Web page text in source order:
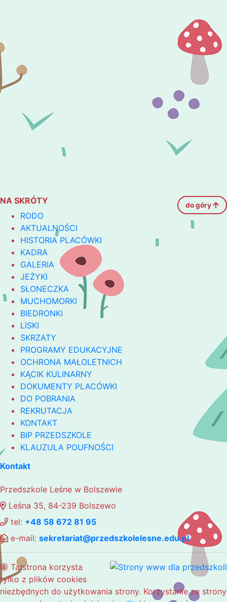
NA SKRÓTY do góry
RODO
AKTUALNOŚCI
HISTORIA PLACÓWKI
KADRA
GALERIA
JEŻYKI
SŁONECZKA
MUCHOMORKI
BIEDRONKI
LISKI
SKRZATY
PROGRAMY EDUKACYJNE
OCHRONA MAŁOLETNICH
KĄCIK KULINARNY
DOKUMENTY PLACÓWKI
DO POBRANIA
REKRUTACJA
KONTAKT
BIP PRZEDSZKOLE
KLAUZULA POUFNOŚCI
Kontakt
Przedszkole Leśne w Bolszewie
Leśna 35, 84-239 Bolszewo
tel: +48 58 672 81 95
e-mail: sekretariat@przedszkolelesne.edu.pl
Ta strona korzysta
tylko z plików cookies
niezbędnych do użytkowania strony. Korzystanie ze strony